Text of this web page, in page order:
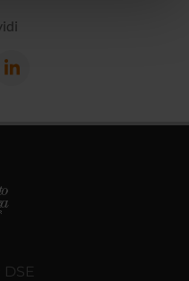
potrebbero combinarle